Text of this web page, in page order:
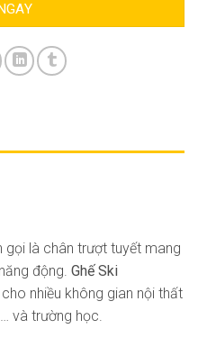
gọi là chân trượt tuyết mang
động. Ghế Ski
nhiều không gian nội thất
và trường học.